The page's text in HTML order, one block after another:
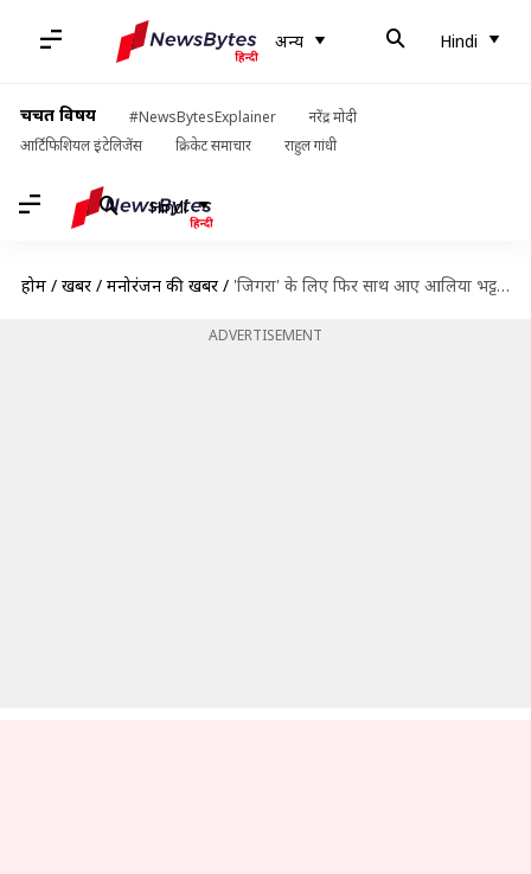
अन्य Hindi
चर्चित विषय #NewsBytesExplainer
नरेंद्र मोदी
आर्टिफिशियल इंटेलिजेंस
क्रिकेट समाचार राहुल गांधी
Hindi
होम / खबरें / मनोरंजन की खबरें / 'जिगरा' के लिए फिर साथ आए आलिया भट्ट और दिलजीत दोसांझ, प्रशंसक हुए उत्साहित
ADVERTISEMENT